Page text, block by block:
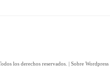
los derechos reservados. | Sobre Wordpress